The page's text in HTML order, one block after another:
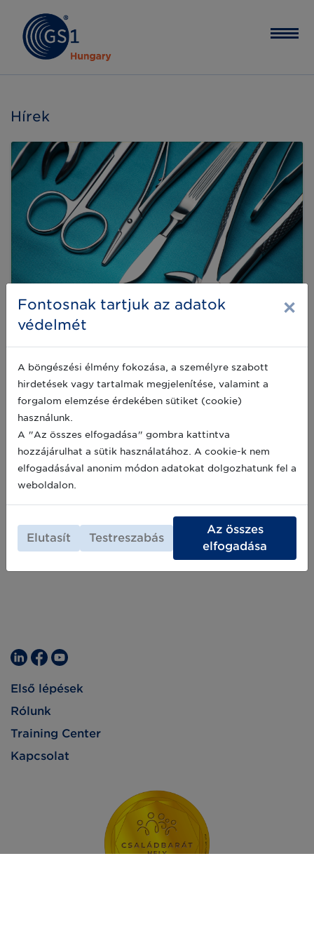
Hírek
MDR Amendment hatása az UDI
kötelezettségekre
Az Európai Parlament és a Tanács 2023.
március 20-án megjelentette új (EU)2023/607
számú rendeletét (https://eur-
lex.europa.eu/legal-content/EN/TXT/PDF/?
uri=CELEX:32023R0607), amelyben
meghosszabbítja az MDR-ben előírt átmeneti
2023-04-30
Első lépések
Rólunk
Training Center
Kapcsolat
Fontosnak tartjuk az adatok
védelmét
×
A böngészési élmény fokozása, a személyre szabott
hirdetések vagy tartalmak megjelenítése, valamint a
forgalom elemzése érdekében sütiket (cookie)
használunk.
A "Az összes elfogadása" gombra kattintva
hozzájárulhat a sütik használatához. A cookie-k nem
elfogadásával anonim módon adatokat dolgozhatunk fel a
weboldalon.
Elutasít Testreszabás
Az összes
elfogadása